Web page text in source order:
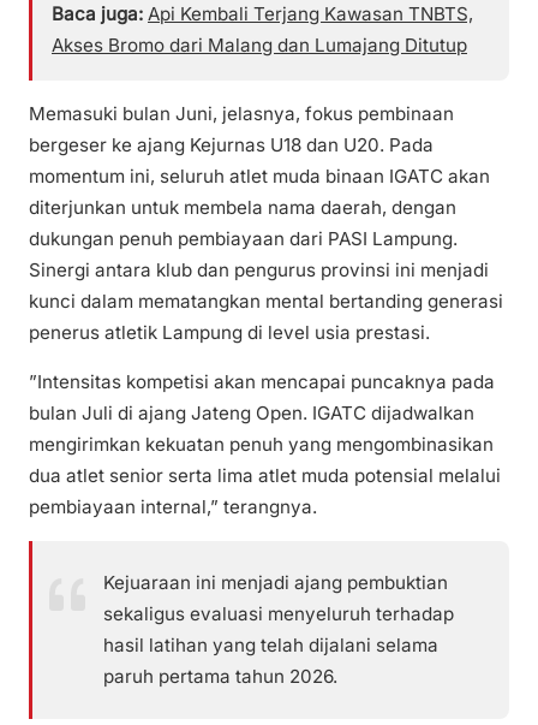
Baca juga: Api Kembali Terjang Kawasan TNBTS,
Akses Bromo dari Malang dan Lumajang Ditutup
​Memasuki bulan Juni, jelasnya, fokus pembinaan
bergeser ke ajang Kejurnas U18 dan U20. Pada
momentum ini, seluruh atlet muda binaan IGATC akan
diterjunkan untuk membela nama daerah, dengan
dukungan penuh pembiayaan dari PASI Lampung.
Sinergi antara klub dan pengurus provinsi ini menjadi
kunci dalam mematangkan mental bertanding generasi
penerus atletik Lampung di level usia prestasi.
​”Intensitas kompetisi akan mencapai puncaknya pada
bulan Juli di ajang Jateng Open. IGATC dijadwalkan
mengirimkan kekuatan penuh yang mengombinasikan
dua atlet senior serta lima atlet muda potensial melalui
pembiayaan internal,” terangnya.
Kejuaraan ini menjadi ajang pembuktian
sekaligus evaluasi menyeluruh terhadap
hasil latihan yang telah dijalani selama
paruh pertama tahun 2026.